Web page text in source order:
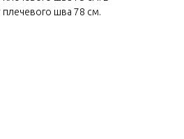
шва 78 см.